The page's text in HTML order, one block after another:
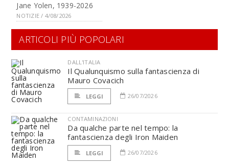
Jane Yolen, 1939-2026
NOTIZIE / 4/08/2026
ARTICOLI PIÙ POPOLARI
DALL'ITALIA
Il Qualunquismo sulla fantascienza di
Mauro Covacich
LEGGI 26/07/2026
CONTAMINAZIONI
Da qualche parte nel tempo: la
fantascienza degli Iron Maiden
LEGGI 26/07/2026